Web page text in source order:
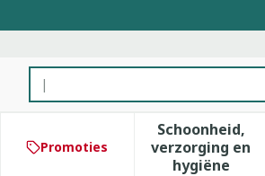
Product, merk, categorie...
Promoties
Schoonheid,
verzorging en
hygiëne
Toon